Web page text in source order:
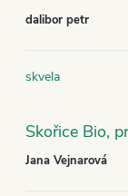
dalibor petr
skvela
Jana Vejnarová